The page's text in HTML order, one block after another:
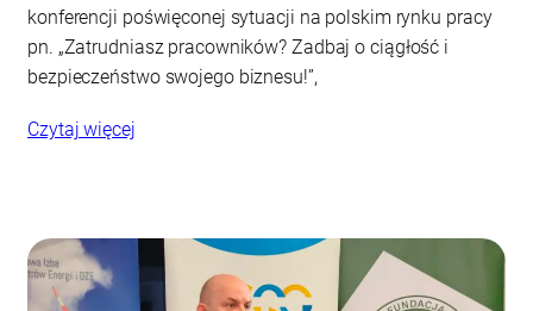
konferencji poświęconej sytuacji na polskim rynku pracy
pn. „Zatrudniasz pracowników? Zadbaj o ciągłość i
bezpieczeństwo swojego biznesu!”,
Czytaj więcej